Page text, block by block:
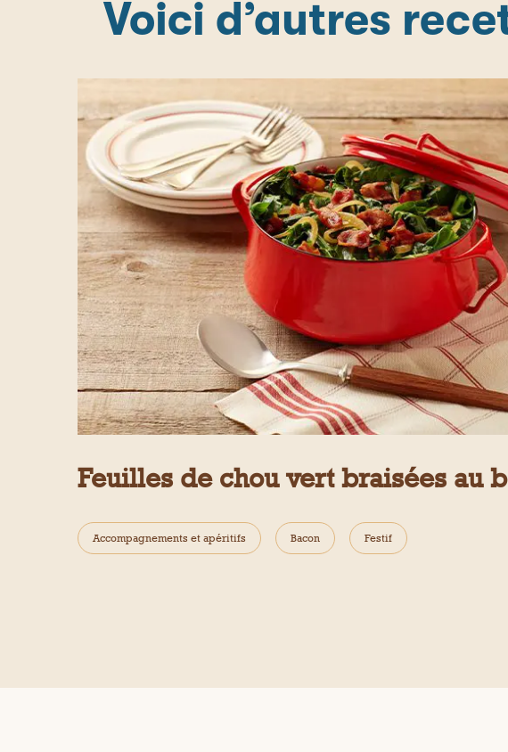
Voici d’autres
Feuilles de chou vert braisées au
Accompagnements et apéritifs Bacon Festif